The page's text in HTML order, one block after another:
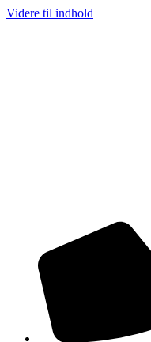
Videre til indhold